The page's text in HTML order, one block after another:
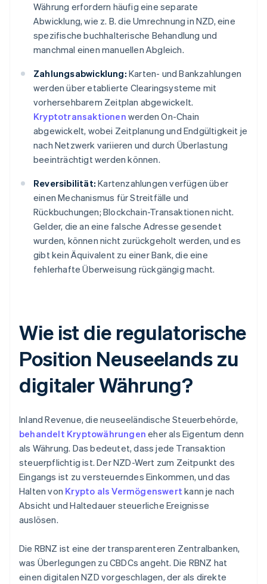
Währung erfordern häufig eine separate
Abwicklung, wie z. B. die Umrechnung in NZD, eine
spezifische buchhalterische Behandlung und
manchmal einen manuellen Abgleich.
Zahlungsabwicklung: Karten- und Bankzahlungen
werden über etablierte Clearingsysteme mit
vorhersehbarem Zeitplan abgewickelt.
Kryptotransaktionen werden On-Chain
abgewickelt, wobei Zeitplanung und Endgültigkeit je
nach Netzwerk variieren und durch Überlastung
beeinträchtigt werden können.
Reversibilität: Kartenzahlungen verfügen über
einen Mechanismus für Streitfälle und
Rückbuchungen; Blockchain-Transaktionen nicht.
Gelder, die an eine falsche Adresse gesendet
wurden, können nicht zurückgeholt werden, und es
gibt kein Äquivalent zu einer Bank, die eine
fehlerhafte Überweisung rückgängig macht.
Wie ist die regulatorische
Position Neuseelands zu
digitaler Währung?
Inland Revenue, die neuseeländische Steuerbehörde,
behandelt Kryptowährungen eher als Eigentum denn
als Währung. Das bedeutet, dass jede Transaktion
steuerpflichtig ist. Der NZD-Wert zum Zeitpunkt des
Eingangs ist zu versteuerndes Einkommen, und das
Halten von Krypto als Vermögenswert kann je nach
Absicht und Haltedauer steuerliche Ereignisse
auslösen.
Die RBNZ ist eine der transparenteren Zentralbanken,
was Überlegungen zu CBDCs angeht. Die RBNZ hat
einen digitalen NZD vorgeschlagen, der als direkte